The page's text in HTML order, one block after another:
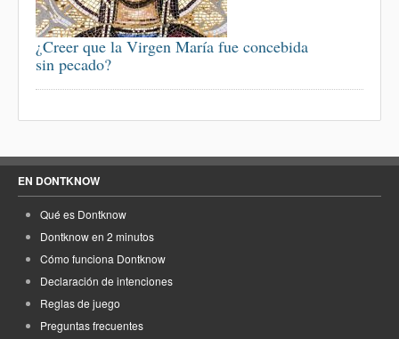
¿Creer que la Virgen María fue concebida
sin pecado?
EN DONTKNOW
Qué es Dontknow
Dontknow en 2 minutos
Cómo funciona Dontknow
Declaración de intenciones
Reglas de juego
Preguntas frecuentes